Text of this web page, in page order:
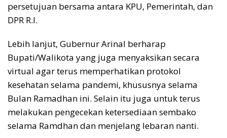
persetujuan bersama antara KPU, Pemerintah, dan
DPR R.I.
Lebih lanjut, Gubernur Arinal berharap
Bupati/Walikota yang juga menyaksikan secara
virtual agar terus memperhatikan protokol
kesehatan selama pandemi, khususnya selama
Bulan Ramadhan ini. Selain itu juga untuk terus
melakukan pengecekan ketersediaan sembako
selama Ramdhan dan menjelang lebaran nanti.